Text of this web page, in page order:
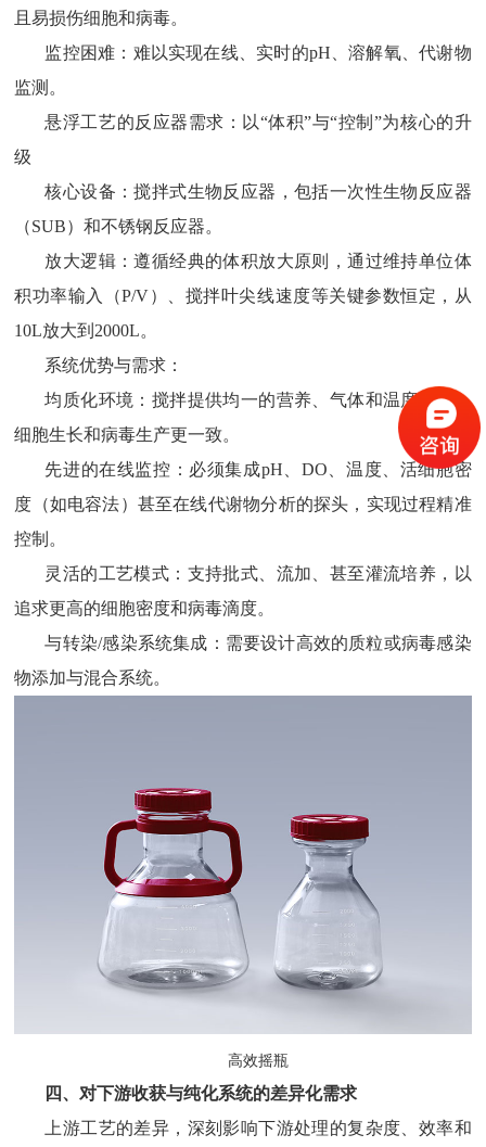
且易损伤细胞和病毒。
监控困难：难以实现在线、实时的pH、溶解氧、代谢物
监测。
悬浮工艺的反应器需求：以“体积”与“控制”为核心的升
级
核心设备：搅拌式生物反应器，包括一次性生物反应器
（SUB）和不锈钢反应器。
放大逻辑：遵循经典的体积放大原则，通过维持单位体
积功率输入（P/V）、搅拌叶尖线速度等关键参数恒定，从
10L放大到2000L。
系统优势与需求：
均质化环境：搅拌提供均一的营养、气体和温度分布，
细胞生长和病毒生产更一致。
先进的在线监控：必须集成pH、DO、温度、活细胞密
度（如电容法）甚至在线代谢物分析的探头，实现过程精准
控制。
灵活的工艺模式：支持批式、流加、甚至灌流培养，以
追求更高的细胞密度和病毒滴度。
与转染/感染系统集成：需要设计高效的质粒或病毒感染
物添加与混合系统。
高效摇瓶
四、 对下游收获与纯化系统的差异化需求
上游工艺的差异，深刻影响下游处理的复杂度、效率和